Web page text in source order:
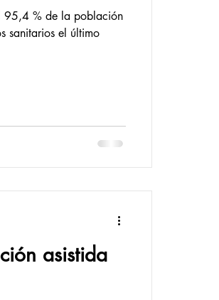
95,4 % de la población
sanitarios el último
asistida